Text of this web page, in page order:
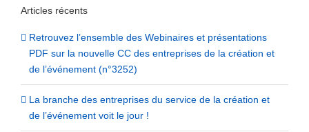
Articles récents
Retrouvez l’ensemble des Webinaires et présentations
PDF sur la nouvelle CC des entreprises de la création et
de l’événement (n°3252)
La branche des entreprises du service de la création et
de l’événement voit le jour !